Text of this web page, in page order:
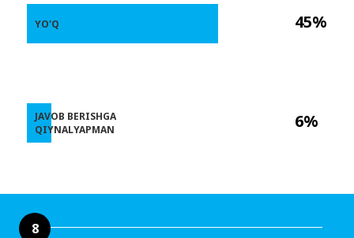
45%
6%
YO'Q
JAVOB BERISHGA
QIYNALYAPMAN
8